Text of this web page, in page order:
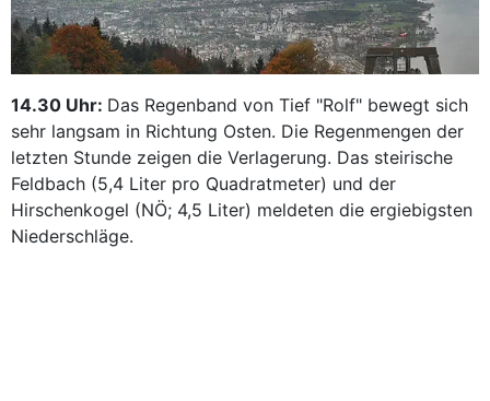
14.30 Uhr: Das Regenband von Tief "Rolf" bewegt sich
sehr langsam in Richtung Osten. Die Regenmengen der
letzten Stunde zeigen die Verlagerung. Das steirische
Feldbach (5,4 Liter pro Quadratmeter) und der
Hirschenkogel (NÖ; 4,5 Liter) meldeten die ergiebigsten
Niederschläge.